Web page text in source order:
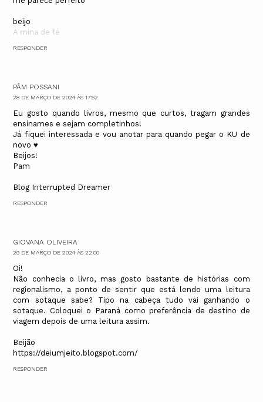
beijo
A mina de fé
RESPONDER
PÂM POSSANI
28 DE MARÇO DE 2024 ÀS 17:52
Eu gosto quando livros, mesmo que curtos, tragam grandes
ensinames e sejam completinhos!
Já fiquei interessada e vou anotar para quando pegar o KU de
novo ♥
Beijos!
Pam
Blog Interrupted Dreamer
RESPONDER
GIOVANA OLIVEIRA
29 DE MARÇO DE 2024 ÀS 22:00
Oi!
Não conhecia o livro, mas gosto bastante de histórias com
regionalismo, a ponto de sentir que está lendo uma leitura
com sotaque sabe? Tipo na cabeça tudo vai ganhando o
sotaque. Coloquei o Paraná como preferência de destino de
viagem depois de uma leitura assim.
Beijão
https://deiumjeito.blogspot.com/
RESPONDER